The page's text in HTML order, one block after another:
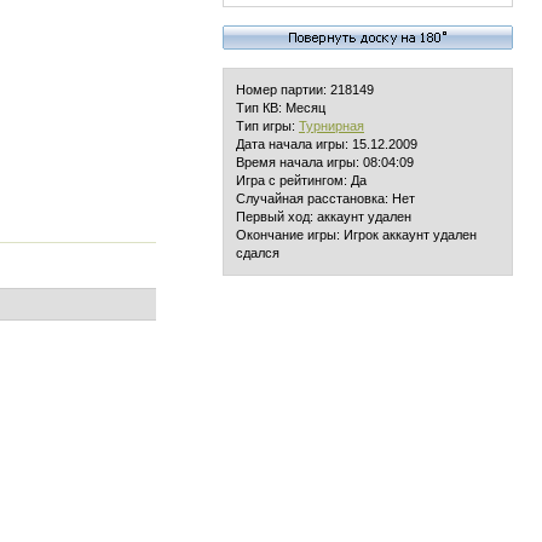
Номер партии: 218149
Тип КВ: Месяц
Тип игры: Турнирная
Дата начала игры: 15.12.2009
Время начала игры: 08:04:09
Игра с рейтингом: Да
Случайная расстановка: Нет
Первый ход: аккаунт удален
Окончание игры: Игрок аккаунт удален
сдался